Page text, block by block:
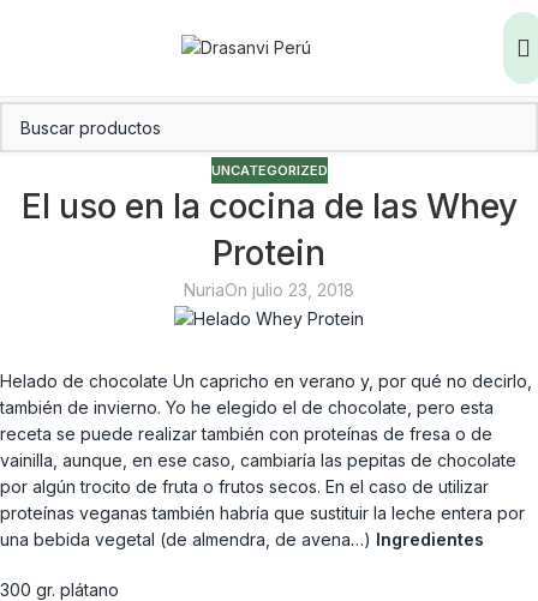
UNCATEGORIZED
El uso en la cocina de las Whey
Protein
NuriaOn julio 23, 2018
Helado de chocolate Un capricho en verano y, por qué no decirlo,
también de invierno. Yo he elegido el de chocolate, pero esta
receta se puede realizar también con proteínas de fresa o de
vainilla, aunque, en ese caso, cambiaría las pepitas de chocolate
por algún trocito de fruta o frutos secos. En el caso de utilizar
proteínas veganas también habría que sustituir la leche entera por
una bebida vegetal (de almendra, de avena…) Ingredientes
300 gr. plátano